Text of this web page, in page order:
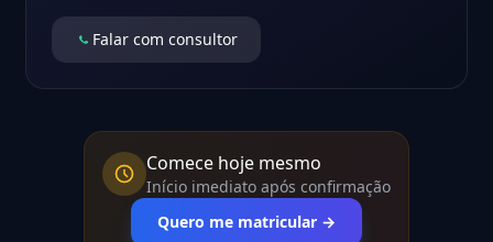
Falar com consultor
Comece hoje mesmo
Início imediato após confirmação
Quero me matricular →